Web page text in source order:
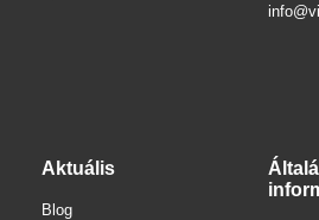
info
Aktuális
Blog